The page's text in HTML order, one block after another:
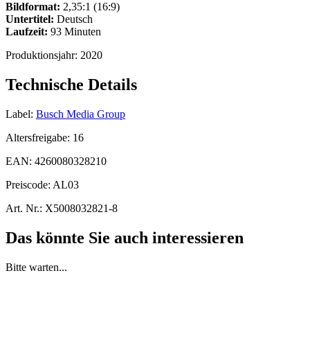
Bildformat: 2,35:1 (16:9)
Untertitel: Deutsch
Laufzeit: 93 Minuten
Produktionsjahr: 2020
Technische Details
Label: Busch Media Group
Altersfreigabe: 16
EAN: 4260080328210
Preiscode: AL03
Art. Nr.: X5008032821-8
Das könnte Sie auch interessieren
Bitte warten...